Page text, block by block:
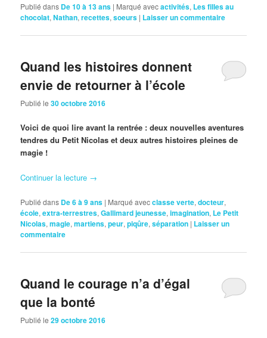
Publié dans De 10 à 13 ans | Marqué avecactivités, Les filles au
chocolat,Nathan,recettes,soeurs | Laisser un commentaire
Quand les histoires donnent
envie de retourner à l’école
Publié le30 octobre 2016
Voici de quoi lire avant la rentrée : deux nouvelles aventures
tendres du Petit Nicolas et deux autres histoires pleines de
magie !
Continuer la lecture →
Publié dans De 6 à 9 ans | Marqué avecclasse verte,docteur,
école,extra-terrestres,Gallimard jeunesse,imagination, Le Petit
Nicolas,magie,martiens,peur,piqûre,séparation | Laisser un
commentaire
Quand le courage n’a d’égal
que la bonté
Publié le29 octobre 2016